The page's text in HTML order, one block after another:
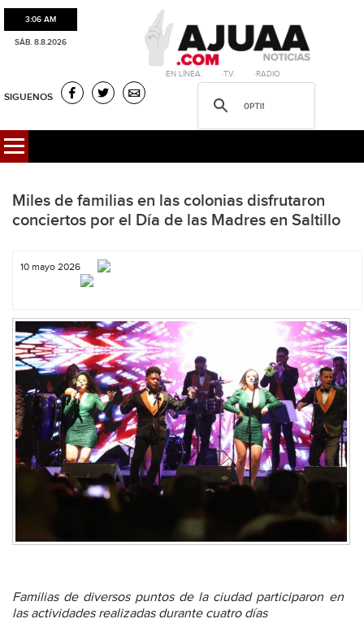
3:06 AM
SÁB. 8.8.2026
·EN LÍNEA. ·T.V. ·RADIO
SIGUENOS
Miles de familias en las colonias disfrutaron
conciertos por el Día de las Madres en Saltillo
10 mayo 2026
Familias de diversos puntos de la ciudad participaron en
las actividades realizadas durante cuatro días